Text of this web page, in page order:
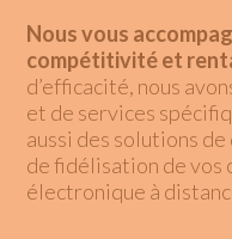
Nous vous
compétitivité et
d’efficacité, nous
et de services
aussi des solutions
de fidélisation de vos
électronique à